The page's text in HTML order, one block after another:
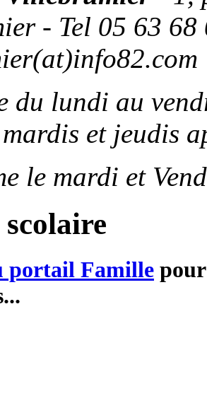
- Tel 05 63
du lundi au
et jeudis
le mardi et
portail Famille